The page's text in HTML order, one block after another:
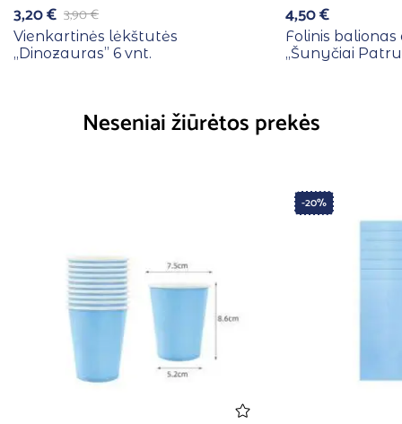
3,90€
3,20€
Vienkartinės lėkštutės
,,Dinozauras” 6 vnt.
4,50€
Folinis
,,Šunyčiai
Neseniai žiūrėtos prekės
-20%